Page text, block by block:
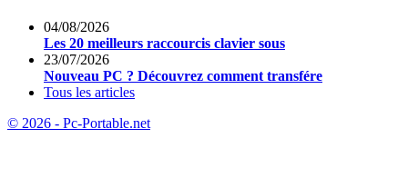
04/08/2026
Les 20 meilleurs raccourcis clavier sous
23/07/2026
Nouveau PC ? Découvrez comment transfére
Tous les articles
© 2026 - Pc-Portable.net